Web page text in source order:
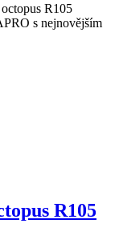
R105
s nejnovějším
R105